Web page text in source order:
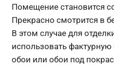
Помещение становится
Прекрасно смотрится в
В этом случае для
использовать
обои или обои под